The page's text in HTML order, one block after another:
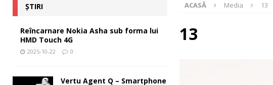
Reîncarnare Nokia Asha sub forma lui HMD Touch 4G
[ 2025-10-19 ]
Vertu Agent Q – Smartphone de lux cu rădăcini Nokia
[ 2025-10-03 ]
ACASĂ Media 13
13
ȘTIRI
Reîncarnare Nokia Asha sub forma lui
HMD Touch 4G
2025-10-22 0
Vertu Agent Q – Smartphone